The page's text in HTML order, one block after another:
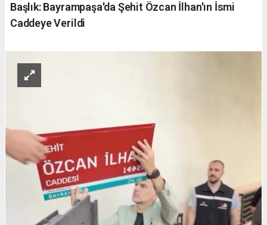
Başlık: Bayrampaşa'da Şehit Özcan İlhan'ın İsmi
Caddeye Verildi